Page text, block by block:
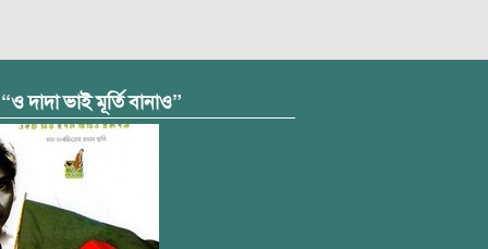
দাদা ভাই মূর্তি বানাও”